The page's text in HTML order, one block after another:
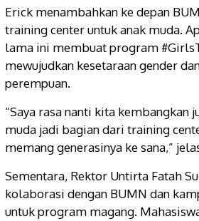
Erick menambahkan ke depan
training center untuk anak muda.
lama ini membuat program
mewujudkan kesetaraan gender
perempuan.
“Saya rasa nanti kita kembangkan
muda jadi bagian dari training
memang generasinya ke sana,”
Sementara, Rektor Untirta Fatah
kolaborasi dengan BUMN dan
untuk program magang.